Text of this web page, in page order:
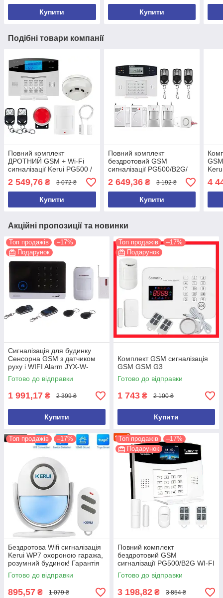
Купити Купити
Подібні товари компанії
Повний комплект
ДРОТНИЙ GSM + Wi-Fi
сигналізації Kerui PG500 /
B2G / GSM30А (комплект
9)
2 549,76 ₴ 3 072 ₴
Купити
Повний комплект
бездротовий GSM
сигналізації PG500/B2G/
А30 (комплект 2)
2 649,36₴ 3 192 ₴
Купити
4
Акційні пропозиції та новинки
Топ продажів
–17%
Подарунок
Сигналізація для будинку
Сенсорна GSM з датчиком
руху і WIFI Alarm JYX-W-
G600 MBF
Готово до відправки
1 991,17 ₴ 2 399 ₴
Купити
Топ продажів
–17%
Подарунок
Комплект GSM сигналізація
GSM GSM G3
Готово до відправки
1 743 ₴ 2 100 ₴
Купити
Топ продажів –17%
Бездротова Wifi сигналізація
Kerui WP7 охороною гаража,
розумний будинок! Гарантія
24 місяці!
Готово до відправки
895,57 ₴ 1 079 ₴
Топ продажів
–17%
Подарунок
Повний комплект
бездротовий GSM
сигналізації PG500/B2G WI-FI
ВЕРСІЯ! НОВИНКА 2023
року! Tuya Smart
Готово до відправки
3 198,82 ₴ 3 854 ₴